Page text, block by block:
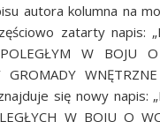
autora kolumna na
zatarty napis:
W BOJU O
GROMADY
się nowy napis:
W BOJU O